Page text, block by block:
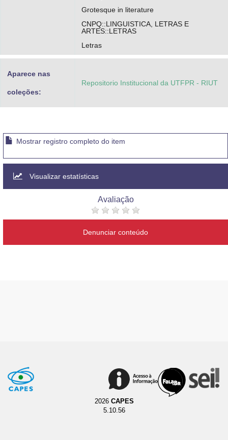
Grotesque in literature
CNPQ::LINGUISTICA, LETRAS E
ARTES::LETRAS
Letras
Aparece nas
coleções:
Repositorio Institucional da UTFPR - RIUT
Mostrar registro completo do item
Visualizar estatísticas
Avaliação
Denunciar conteúdo
2026 CAPES
5.10.56